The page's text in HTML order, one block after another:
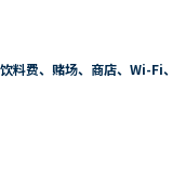
料费、赌场、商店、Wi-Fi